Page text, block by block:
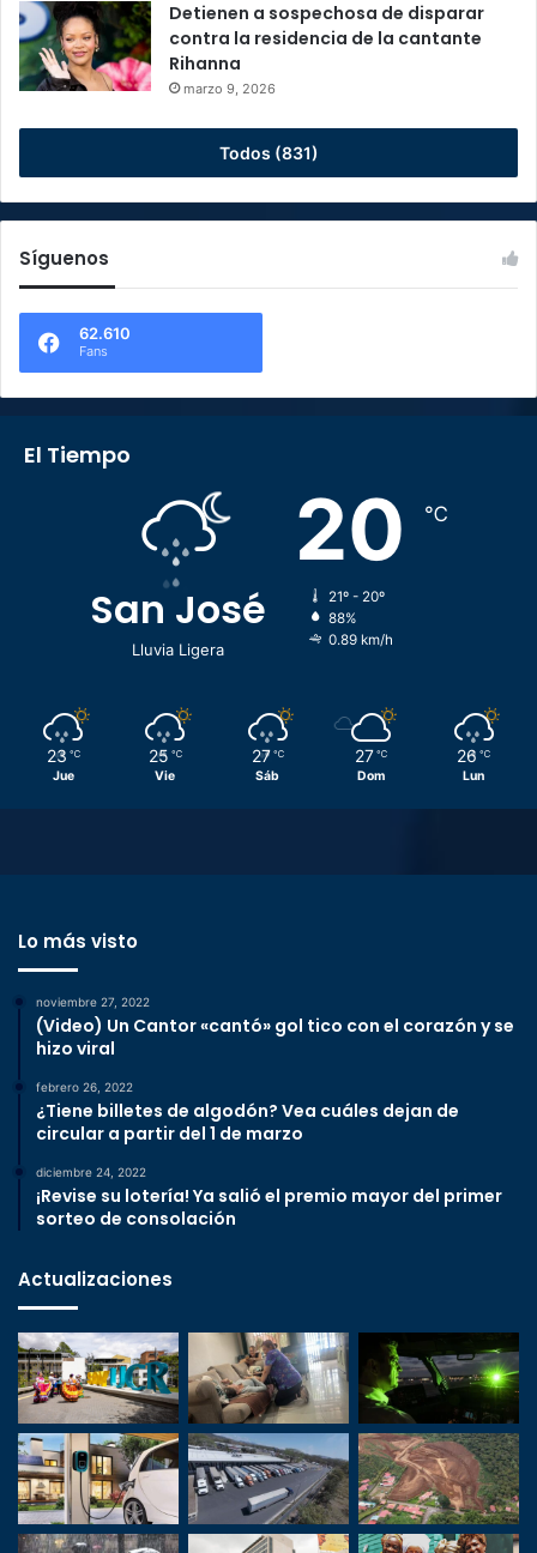
Detienen a sospechosa de disparar
contra la residencia de la cantante
Rihanna
marzo 9, 2026
Todos (831)
Síguenos
62.610
Fans
El Tiempo
San José
Lluvia Ligera
20 ℃
21º - 20º
88%
0.89 km/h
23 ℃
Jue
25 ℃
Vie
27 ℃
Sáb
27 ℃
Dom
26 ℃
Lun
Lo más visto
noviembre 27, 2022
(Video) Un Cantor «cantó» gol tico con el corazón y se
hizo viral
febrero 26, 2022
¿Tiene billetes de algodón? Vea cuáles dejan de
circular a partir del 1 de marzo
diciembre 24, 2022
¡Revise su lotería! Ya salió el premio mayor del primer
sorteo de consolación
Actualizaciones